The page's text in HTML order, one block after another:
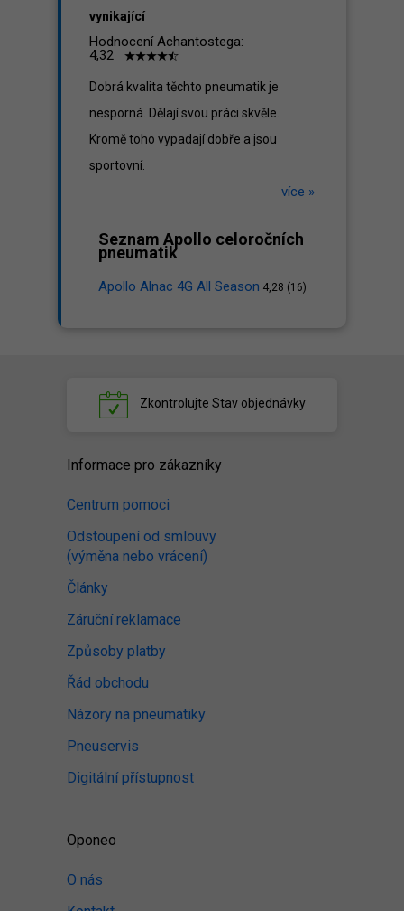
vynikající
Hodnocení Achantostega:
4,32
Dobrá kvalita těchto pneumatik je
nesporná. Dělají svou práci skvěle.
Kromě toho vypadají dobře a jsou
sportovní.
více »
Seznam Apollo celoročních
pneumatik
Apollo Alnac 4G All Season 4,28 (16)
Zkontrolujte Stav objednávky
Informace pro zákazníky
Centrum pomoci
Odstoupení od smlouvy
(výměna nebo vrácení)
Články
Záruční reklamace
Způsoby platby
Řád obchodu
Názory na pneumatiky
Pneuservis
Digitální přístupnost
Oponeo
O nás